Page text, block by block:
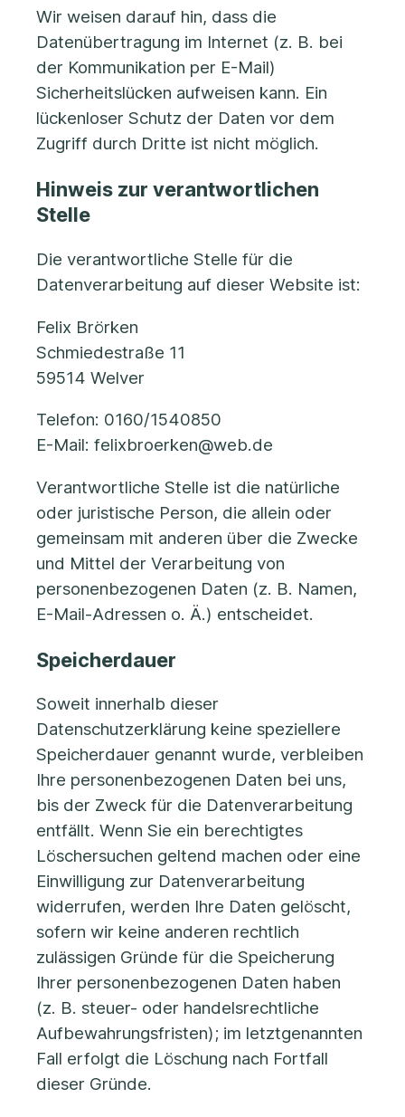
Wir weisen darauf hin, dass die
Datenübertragung im Internet (z. B. bei
der Kommunikation per E-Mail)
Sicherheitslücken aufweisen kann. Ein
lückenloser Schutz der Daten vor dem
Zugriff durch Dritte ist nicht möglich.
Hinweis zur verantwortlichen
Stelle
Die verantwortliche Stelle für die
Datenverarbeitung auf dieser Website ist:
Felix Brörken
Schmiedestraße 11
59514 Welver
Telefon: 0160/1540850
E-Mail: felixbroerken@web.de
Verantwortliche Stelle ist die natürliche
oder juristische Person, die allein oder
gemeinsam mit anderen über die Zwecke
und Mittel der Verarbeitung von
personenbezogenen Daten (z. B. Namen,
E-Mail-Adressen o. Ä.) entscheidet.
Speicherdauer
Soweit innerhalb dieser
Datenschutzerklärung keine speziellere
Speicherdauer genannt wurde, verbleiben
Ihre personenbezogenen Daten bei uns,
bis der Zweck für die Datenverarbeitung
entfällt. Wenn Sie ein berechtigtes
Löschersuchen geltend machen oder eine
Einwilligung zur Datenverarbeitung
widerrufen, werden Ihre Daten gelöscht,
sofern wir keine anderen rechtlich
zulässigen Gründe für die Speicherung
Ihrer personenbezogenen Daten haben
(z. B. steuer- oder handelsrechtliche
Aufbewahrungsfristen); im letztgenannten
Fall erfolgt die Löschung nach Fortfall
dieser Gründe.